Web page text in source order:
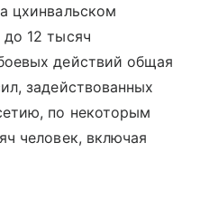
цхинвальском
до 12 тысяч
действий общая
задействованных
по некоторым
человек, включая